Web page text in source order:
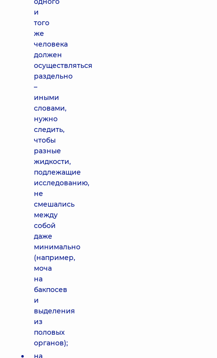
и
того
же
человека
должен
осуществляться
раздельно
–
иными
словами,
нужно
следить,
чтобы
разные
жидкости,
подлежащие
исследованию,
не
смешались
между
собой
даже
минимально
(например,
моча
на
бакпосев
и
выделения
из
половых
органов);
на